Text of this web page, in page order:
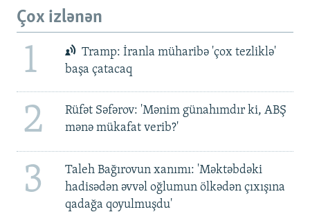
Çox izlənən
1
Tramp: İranla müharibə 'çox tezliklə'
başa çatacaq
2
Rüfət Səfərov: 'Mənim günahımdır ki, ABŞ
mənə mükafat verib?'
3
Taleh Bağırovun xanımı: 'Məktəbdəki
hadisədən əvvəl oğlumun ölkədən çıxışına
qadağa qoyulmuşdu'